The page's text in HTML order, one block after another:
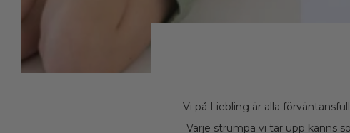
Vi på Liebling är alla
Varje strumpa vi tar upp känns